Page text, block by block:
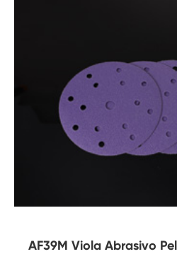
AF39M Viola Abrasivo